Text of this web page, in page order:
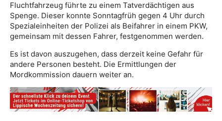
Fluchtfahrzeug führte zu einem Tatverdächtigen aus
Spenge. Dieser konnte Sonntagfrüh gegen 4 Uhr durch
Spezialeinheiten der Polizei als Beifahrer in einem PKW,
gemeinsam mit dessen Fahrer, festgenommen werden.
Es ist davon auszugehen, dass derzeit keine Gefahr für
andere Personen besteht. Die Ermittlungen der
Mordkommission dauern weiter an.